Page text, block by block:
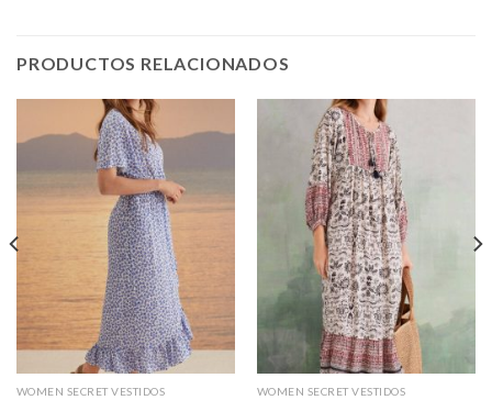
PRODUCTOS RELACIONADOS
WOMEN SECRET VESTIDOS WOMEN SECRET VESTIDOS